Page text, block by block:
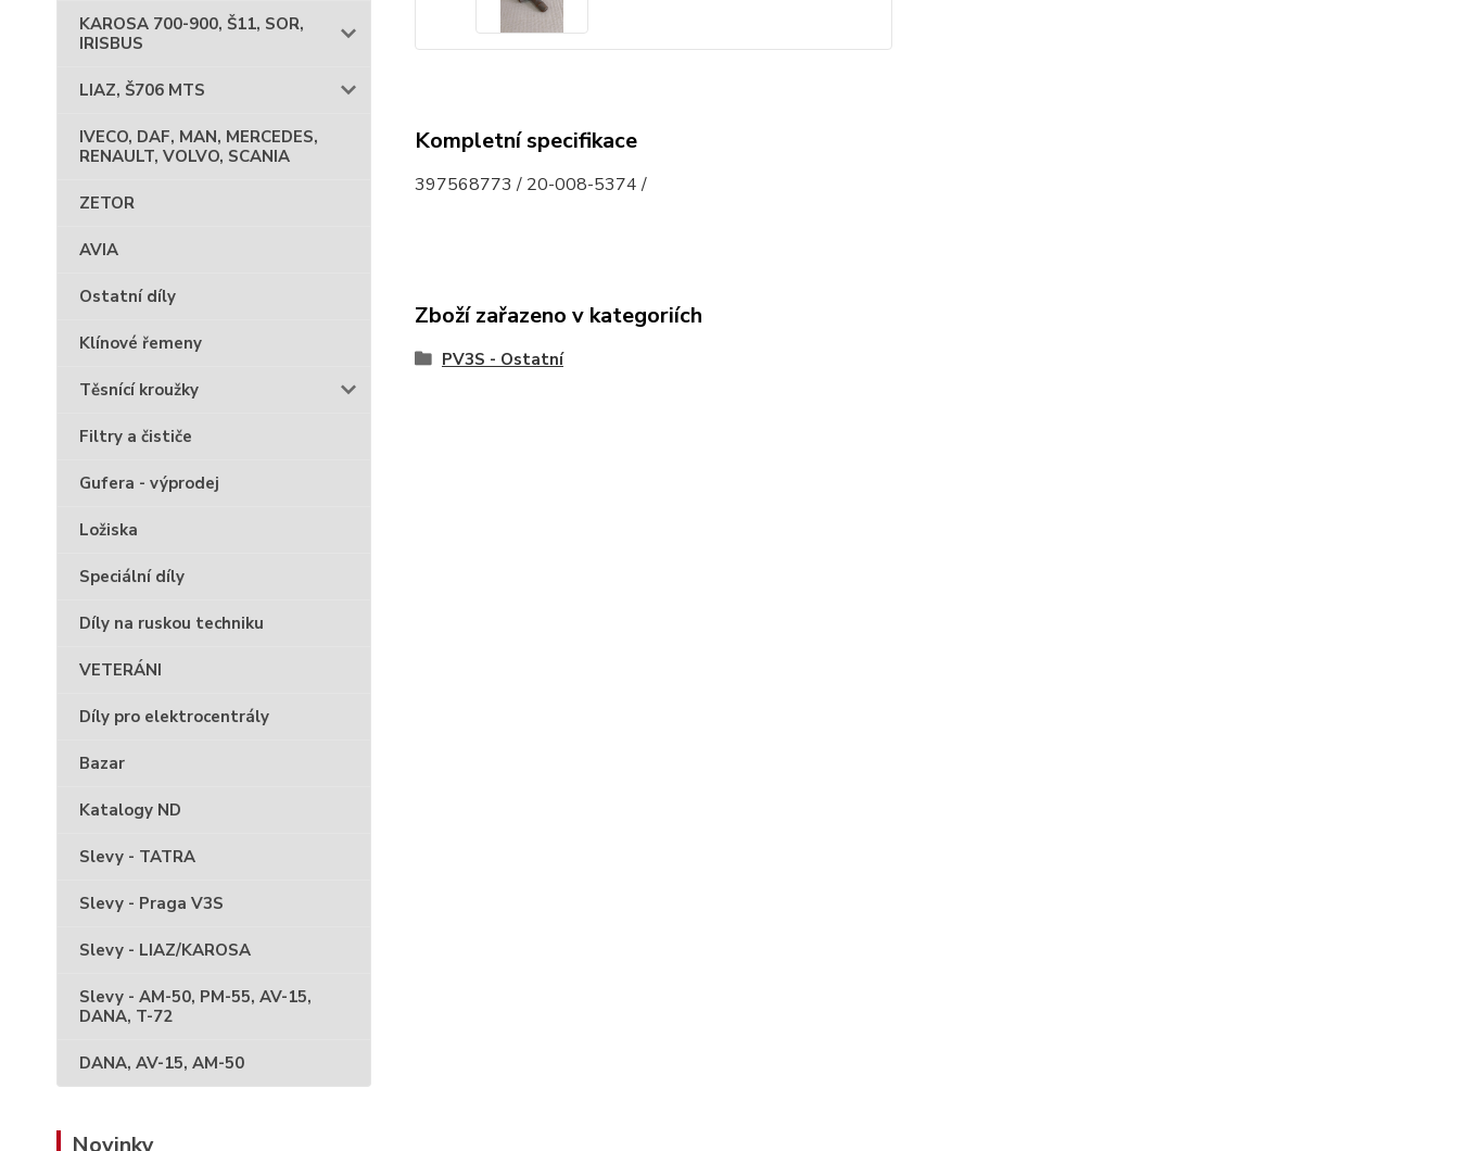
KAROSA 700-900, Š11, SOR,
IRISBUS
LIAZ, Š706 MTS
IVECO, DAF, MAN, MERCEDES,
RENAULT, VOLVO, SCANIA
ZETOR
AVIA
Ostatní díly
Klínové řemeny
Těsnící kroužky
Filtry a čističe
Gufera - výprodej
Ložiska
Speciální díly
Díly na ruskou techniku
VETERÁNI
Díly pro elektrocentrály
Bazar
Katalogy ND
Slevy - TATRA
Slevy - Praga V3S
Slevy - LIAZ/KAROSA
Slevy - AM-50, PM-55, AV-15,
DANA, T-72
DANA, AV-15, AM-50
Novinky
Kompletní specifikace
397568773 / 20-008-5374 /
Zboží zařazeno v kategoriích
PV3S - Ostatní